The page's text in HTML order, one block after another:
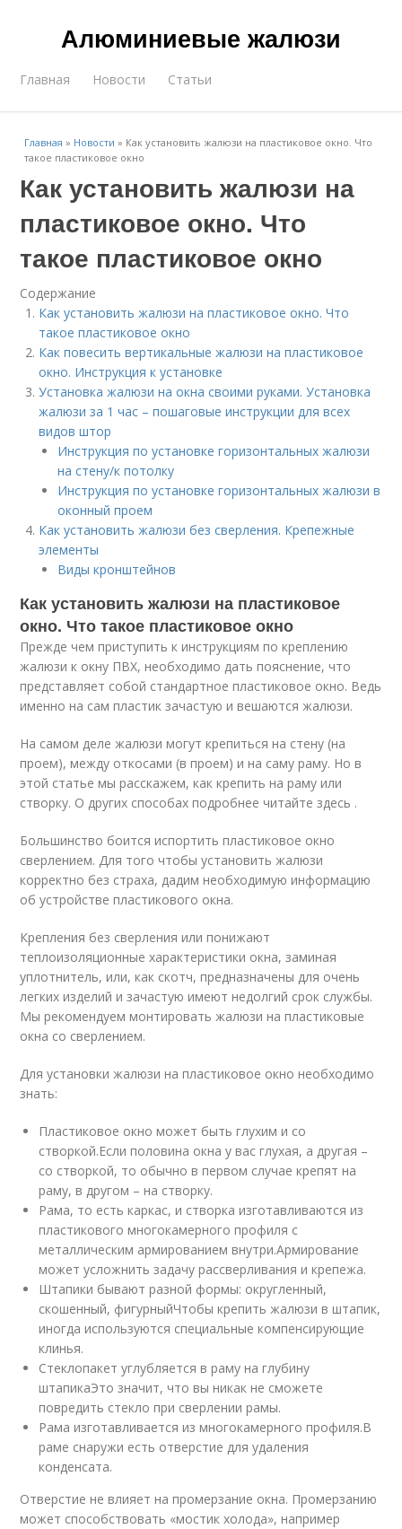
Алюминиевые жалюзи
Главная Новости Статьи
Главная » Новости » Как установить жалюзи на пластиковое окно. Что
такое пластиковое окно
Как установить жалюзи на
пластиковое окно. Что
такое пластиковое окно
Содержание
Как установить жалюзи на пластиковое окно. Что
такое пластиковое окно
Как повесить вертикальные жалюзи на пластиковое
окно. Инструкция к установке
Установка жалюзи на окна своими руками. Установка
жалюзи за 1 час – пошаговые инструкции для всех
видов штор
Инструкция по установке горизонтальных жалюзи
на стену/к потолку
Инструкция по установке горизонтальных жалюзи в
оконный проем
Как установить жалюзи без сверления. Крепежные
элементы
Виды кронштейнов
Как установить жалюзи на пластиковое
окно. Что такое пластиковое окно
Прежде чем приступить к инструкциям по креплению
жалюзи к окну ПВХ, необходимо дать пояснение, что
представляет собой стандартное пластиковое окно. Ведь
именно на сам пластик зачастую и вешаются жалюзи.
На самом деле жалюзи могут крепиться на стену (на
проем), между откосами (в проем) и на саму раму. Но в
этой статье мы расскажем, как крепить на раму или
створку. О других способах подробнее читайте здесь .
Большинство боится испортить пластиковое окно
сверлением. Для того чтобы установить жалюзи
корректно без страха, дадим необходимую информацию
об устройстве пластикового окна.
Крепления без сверления или понижают
теплоизоляционные характеристики окна, заминая
уплотнитель, или, как скотч, предназначены для очень
легких изделий и зачастую имеют недолгий срок службы.
Мы рекомендуем монтировать жалюзи на пластиковые
окна со сверлением.
Для установки жалюзи на пластиковое окно необходимо
знать:
Пластиковое окно может быть глухим и со
створкой.Если половина окна у вас глухая, а другая –
со створкой, то обычно в первом случае крепят на
раму, в другом – на створку.
Рама, то есть каркас, и створка изготавливаются из
пластикового многокамерного профиля с
металлическим армированием внутри.Армирование
может усложнить задачу рассверливания и крепежа.
Штапики бывают разной формы: округленный,
скошенный, фигурныйЧтобы крепить жалюзи в штапик,
иногда используются специальные компенсирующие
клинья.
Стеклопакет углубляется в раму на глубину
штапикаЭто значит, что вы никак не сможете
повредить стекло при сверлении рамы.
Рама изготавливается из многокамерного профиля.В
раме снаружи есть отверстие для удаления
конденсата.
Отверстие не влияет на промерзание окна. Промерзанию
может способствовать «мостик холода», например